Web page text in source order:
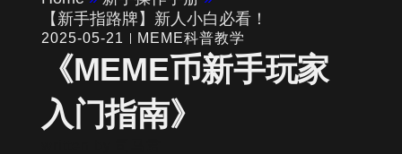
【新手指路牌】新人小白必看！
2025-05-21 MEME科普教学
《MEME币新手玩家
入门指南》